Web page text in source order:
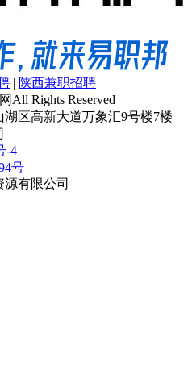
| 陕西兼职招聘
All Rights Reserved
区高新大道万象汇9号楼7楼
-4
号
有限公司